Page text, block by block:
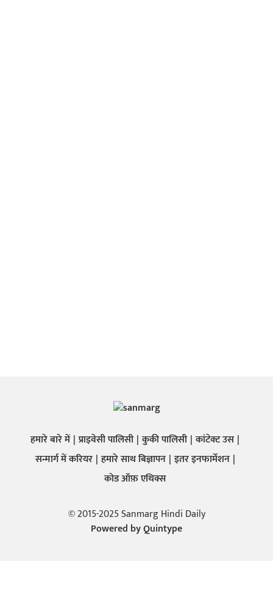
हमारे बारे में प्राइवेसी पालिसी कुकी पालिसी कांटेक्ट उस
सन्मार्ग में करियर हमारे साथ बिज्ञापन इतर इनफार्मेशन
कोड ऑफ़ एथिक्स
© 2015-2025 Sanmarg Hindi Daily
Powered byQuintype